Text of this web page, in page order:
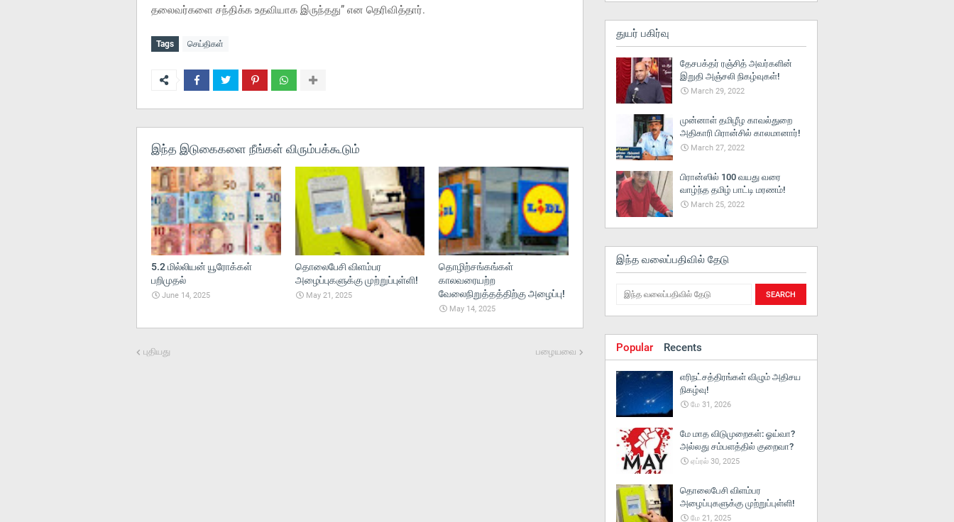
தலைவர்களை சந்திக்க உதவியாக இருந்தது” என தெரிவித்தார்.
Tags செய்திகள்
இந்த இடுகைகளை நீங்கள் விரும்பக்கூடும்
5.2 மில்லியன் யூரோக்கள்
பறிமுதல்
June 14, 2025
தொலைபேசி விளம்பர
அழைப்புகளுக்கு முற்றுப்புள்ளி!
May 21, 2025
தொழிற்சங்கங்கள்
காலவரையற்ற
வேலைநிறுத்தத்திற்கு அழைப்பு!
May 14, 2025
புதியது பழையவை
துயர் பகிர்வு
தேசபக்தர் ரஞ்சித் அவர்களின்
இறுதி அஞ்சலி நிகழ்வுகள்!
March 29, 2022
முன்னாள் தமிழீழ காவல்துறை
அதிகாரி பிரான்சில் காலமானார்!
March 27, 2022
பிரான்ஸில் 100 வயது வரை
வாழ்ந்த தமிழ் பாட்டி மரணம்!
March 25, 2022
இந்த வலைப்பதிவில் தேடு
Popular Recents
எரிநட்சத்திரங்கள் விழும் அதிசய
நிகழ்வு!
மே 31, 2026
மே மாத விடுமுறைகள்: ஓய்வா?
அல்லது சம்பளத்தில் குறைவா?
ஏப்ரல் 30, 2025
தொலைபேசி விளம்பர
அழைப்புகளுக்கு முற்றுப்புள்ளி!
மே 21, 2025